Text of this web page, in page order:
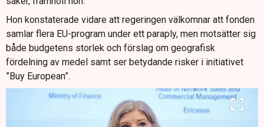
Hon konstaterade vidare att regeringen välkomnar att fonden
samlar flera EU-program under ett paraply, men motsätter sig
både budgetens storlek och förslag om geografisk
fördelning av medel samt ser betydande risker i initiativet
”Buy European”.